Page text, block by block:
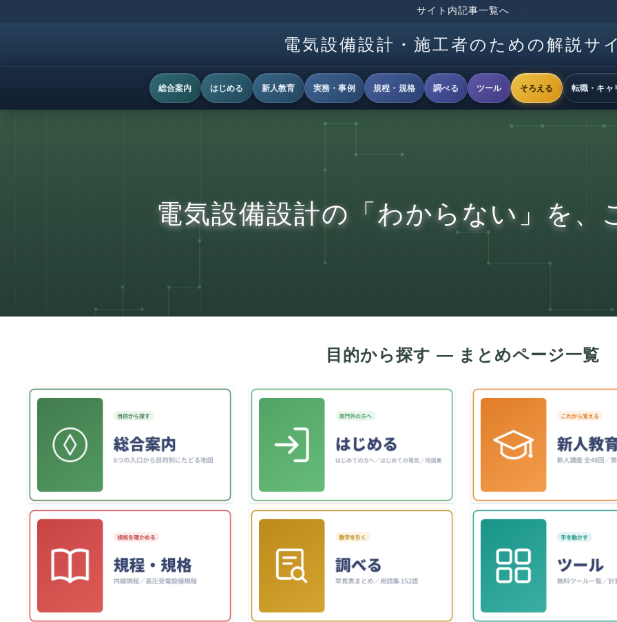
サイト内記事一覧へ
電気設備設計・施工者のための解説サ
総合案内 はじめる 新人教育 実務・事例 規程・規格 調べる ツール そろえる 転職・キャ
電気設備設計の「わからない」を、